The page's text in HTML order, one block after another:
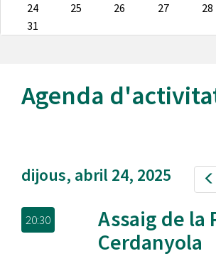
24
25 26 27 28
31
Agenda
dijous, abril 24, 2025
20:30
Assaig de la
Cerdanyola